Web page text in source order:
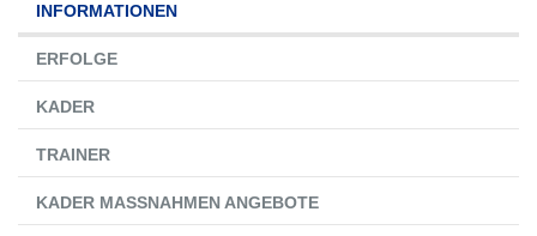
überspringen
INFORMATIONEN
ERFOLGE
KADER
TRAINER
KADER MASSNAHMEN ANGEBOTE